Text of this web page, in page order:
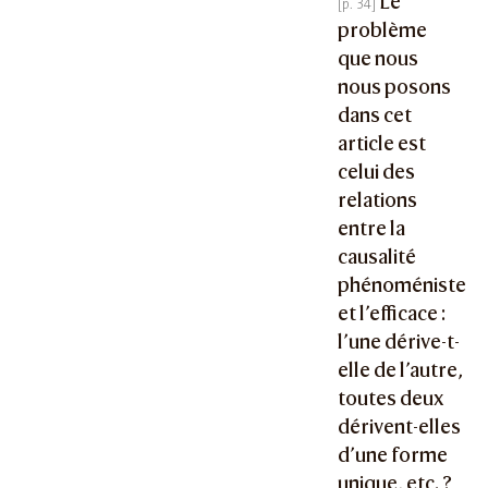
problème
que nous
nous posons
dans cet
article est
celui des
relations
entre la
causalité
phénoméniste
et l’efficace :
l’une dérive-t-
elle de l’autre,
toutes deux
dérivent-elles
d’une forme
unique, etc. ?